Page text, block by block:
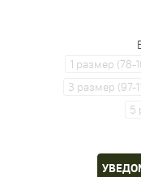
1 размер (78-
3 размер (97-
5